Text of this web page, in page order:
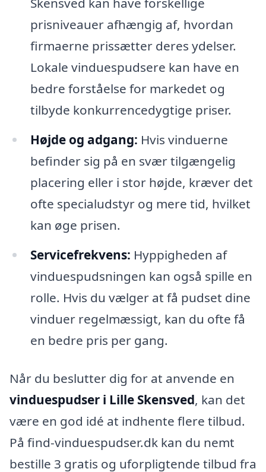
prisniveauer afhængig af, hvordan
firmaerne prissætter deres ydelser.
Lokale vinduespudsere kan have en
bedre forståelse for markedet og
tilbyde konkurrencedygtige priser.
Højde og adgang: Hvis vinduerne
befinder sig på en svær tilgængelig
placering eller i stor højde, kræver det
ofte specialudstyr og mere tid, hvilket
kan øge prisen.
Servicefrekvens: Hyppigheden af
vinduespudsningen kan også spille en
rolle. Hvis du vælger at få pudset dine
vinduer regelmæssigt, kan du ofte få
en bedre pris per gang.
Når du beslutter dig for at anvende en
vinduespudser i Lille Skensved, kan det
være en god idé at indhente flere tilbud.
På find-vinduespudser.dk kan du nemt
bestille 3 gratis og uforpligtende tilbud fra